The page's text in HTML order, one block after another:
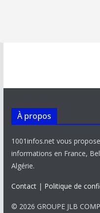
À propos
1001infos.net vous
informations en France,
Algérie.
Contact| Politique de
© 2026 GROUPE JLB